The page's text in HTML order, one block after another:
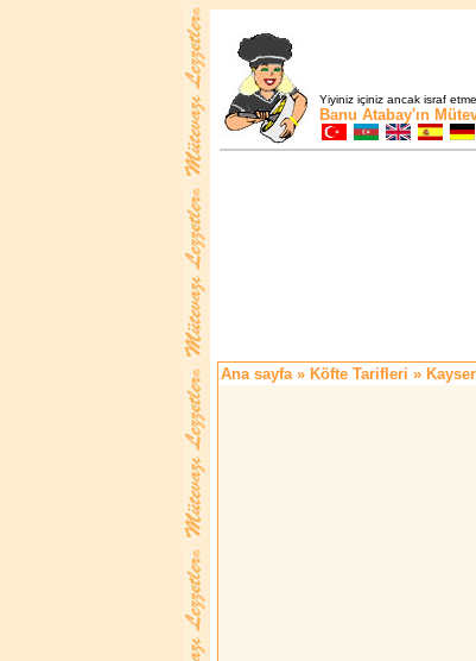
Yiyiniz içiniz ancak israf
Banu Atabay'ın
Ana sayfa» Köfte Tarifleri »